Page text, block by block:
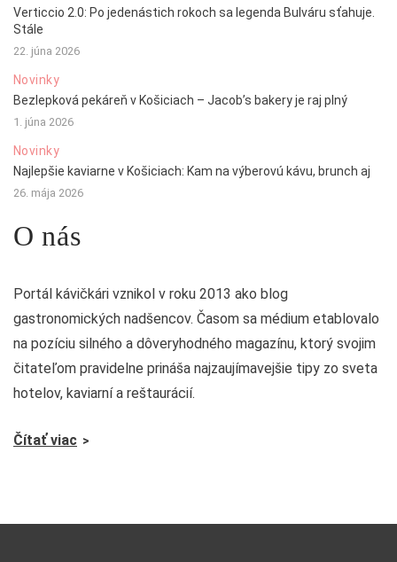
Verticcio 2.0: Po jedenástich rokoch sa legenda Bulváru sťahuje.
Stále
22. júna 2026
Novinky
Bezlepková pekáreň v Košiciach – Jacob’s bakery je raj plný
1. júna 2026
Novinky
Najlepšie kaviarne v Košiciach: Kam na výberovú kávu, brunch aj
26. mája 2026
O nás
Portál kávičkári vznikol v roku 2013 ako blog
gastronomických nadšencov. Časom sa médium etablovalo
na pozíciu silného a dôveryhodného magazínu, ktorý svojim
čitateľom pravidelne prináša najzaujímavejšie tipy zo sveta
hotelov, kaviarní a reštaurácií.
Čítať viac